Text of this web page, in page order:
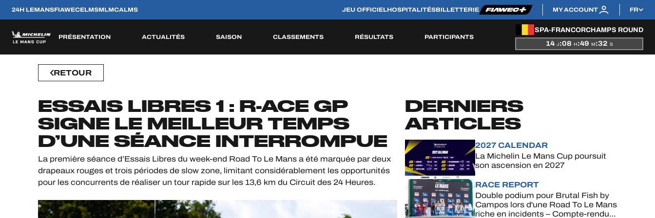
24H LEMANSFIAWECELMSMLMCALMS JEU OFFICIELHOSPITALITÉSBILLETTERIE MY ACCOUNT FR
PRÉSENTATION
RÈGLEMENTATION
ACTUALITÉS SAISON
SAISONS PASSÉES SAISON 2026
ESP
11
AVR
FRA
2
MAI
FRA
12
JUN
BEL
22
AOU
GBR
12
SEP
PRT
10
OCT
CLASSEMENTS RÉSULTATS PARTICIPANTS
EQUIPES
SPA-FRANCORCHAMPS ROUND
14 J:08 H:49 M:31 S
JEU OFFICIEL
BILLETTERIE
24H LEMANS
RETOUR
ESSAIS LIBRES 1 : R-ACE GP
SIGNE LE MEILLEUR TEMPS
D’UNE SÉANCE INTERROMPUE
La première séance d’Essais Libres du week-end Road To Le Mans a été marquée par deux
drapeaux rouges et trois périodes de slow zone, limitant considérablement les opportunités
pour les concurrents de réaliser un tour rapide sur les 13,6 km du Circuit des 24 Heures.
DERNIERS
ARTICLES
2027 CALENDAR
La Michelin Le Mans Cup poursuit
son ascension en 2027
RACE REPORT
Double podium pour Brutal Fish by
Campos lors d'une Road To Le Mans
riche en incidents – Compte-rendu